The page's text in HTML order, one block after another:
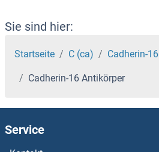
Cadherin 12 Antikörper
CAD Antikörper
CACYBP Antikörper
Sie sind hier:
Startseite C (ca) Cadherin-16
Cadherin-16 Antikörper
Service